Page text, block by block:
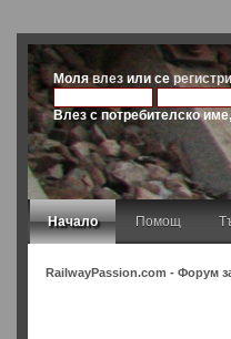
Молявлез или се
Влез с потребителско
Начало Помощ
RailwayPassion.com - Форум